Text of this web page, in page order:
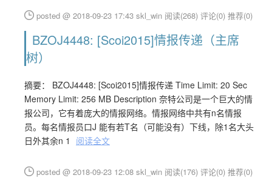
posted @ 2018-09-23 17:43 skl_win 阅读(268) 评论(0) 推荐(0)
BZOJ4448: [Scoi2015]情报传递（主席
树）
摘要： BZOJ4448: [Scoi2015]情报传递 Time Limit: 20 Sec
Memory Limit: 256 MB Description 奈特公司是一个巨大的情
报公司，它有着庞大的情报网络。情报网络中共有n名情报
员。每名情报员口J 能有若T名（可能没有）下线，除1名大头
日外其余n 1
阅读全文
posted @ 2018-09-23 12:08 skl_win 阅读(176) 评论(0) 推荐(0)